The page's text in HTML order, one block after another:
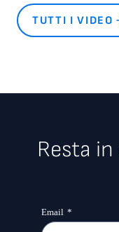
TUTTI I VIDEO
Resta